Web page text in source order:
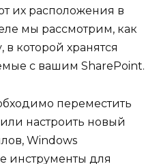
их расположения в
мы рассмотрим, как
которой хранятся
с вашим SharePoint.
переместить
настроить новый
Windows
инструменты для